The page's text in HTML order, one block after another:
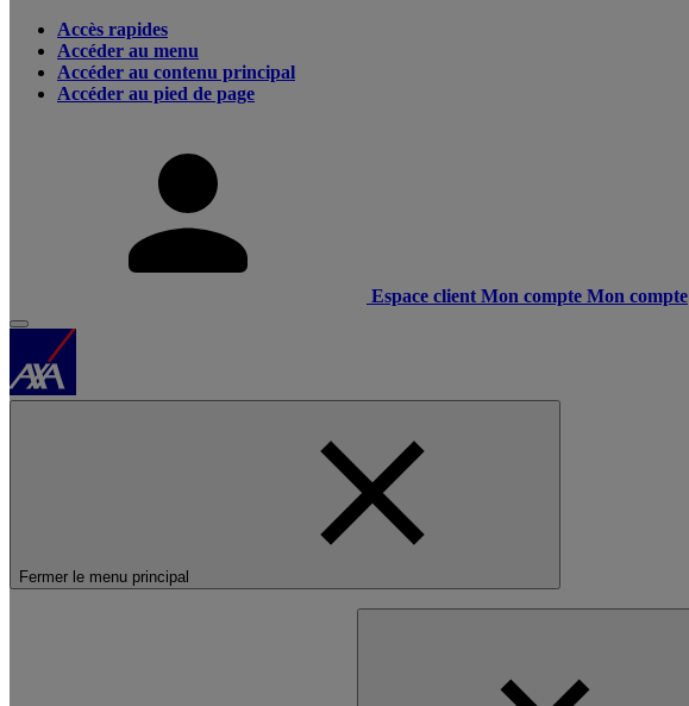
Accès rapides
Accéder au menu
Accéder au contenu principal
Accéder au pied de page
Espace client Mon compte Mon compte
Fermer le menu principal